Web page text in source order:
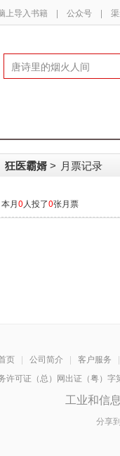
上导入书籍 | 公众号 |
狂医霸婿 > 月票记录
本月0 人投了0张月票
页 | 公司简介 | 客户服务
|
许可证（总）网出证（粤）
工业和信
分享